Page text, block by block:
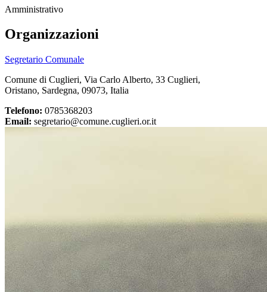
Amministrativo
Organizzazioni
Segretario Comunale
Comune di Cuglieri, Via Carlo Alberto, 33 Cuglieri,
Oristano, Sardegna, 09073, Italia
Telefono: 0785368203
Email: segretario@comune.cuglieri.or.it